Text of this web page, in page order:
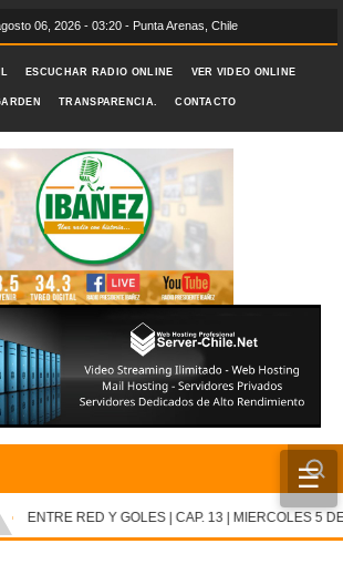
06, 2026 - 03:20 - Punta Arenas, Chile
ESCUCHAR RADIO ONLINE VER VIDEO ONLINE
TRANSPARENCIA. CONTACTO
☰
ENTRE RED Y GOLES | CAP. 13 | MIERCOLES 5 DE